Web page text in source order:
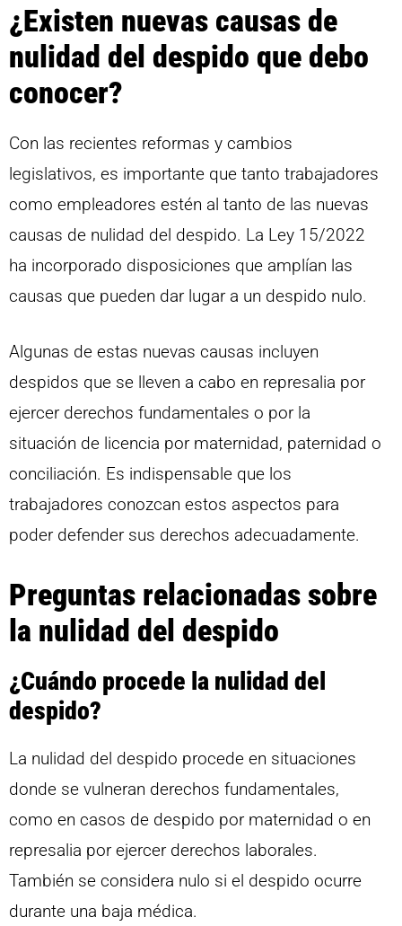
¿Existen nuevas causas de
nulidad del despido que debo
conocer?
Con las recientes reformas y cambios
legislativos, es importante que tanto trabajadores
como empleadores estén al tanto de las nuevas
causas de nulidad del despido. La Ley 15/2022
ha incorporado disposiciones que amplían las
causas que pueden dar lugar a un despido nulo.
Algunas de estas nuevas causas incluyen
despidos que se lleven a cabo en represalia por
ejercer derechos fundamentales o por la
situación de licencia por maternidad, paternidad o
conciliación. Es indispensable que los
trabajadores conozcan estos aspectos para
poder defender sus derechos adecuadamente.
Preguntas relacionadas sobre
la nulidad del despido
¿Cuándo procede la nulidad del
despido?
La nulidad del despido procede en situaciones
donde se vulneran derechos fundamentales,
como en casos de despido por maternidad o en
represalia por ejercer derechos laborales.
También se considera nulo si el despido ocurre
durante una baja médica.